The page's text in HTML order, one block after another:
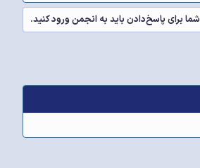
شما برای پاسخ‌دادن باید به انجمن ورود کنید.